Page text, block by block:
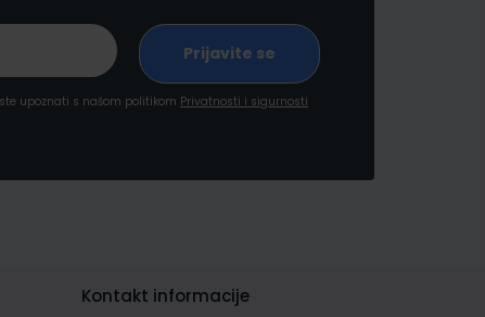
upoznati s našom politikom Privatnosti i sigurnosti
Kontakt informacije